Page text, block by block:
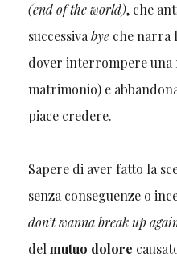
(end of the world), che
successivabyeche narra
dover interrompere una
matrimonio) e
piace credere.
Sapere di aver fatto la
senza conseguenze o
don’t wanna break up
delmutuo dolore